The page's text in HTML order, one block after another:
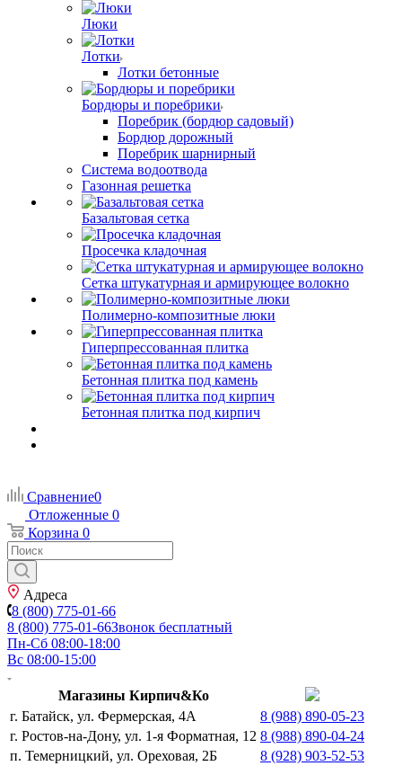
Люки
Лотки
Лотки бетонные
Бордюры и поребрики
Поребрик (бордюр садовый)
Бордюр дорожный
Поребрик шарнирный
Система водоотвода
Газонная решетка
Базальтовая сетка
Просечка кладочная
Сетка штукатурная и армирующее волокно
Полимерно-композитные люки
Гиперпрессованная плитка
Бетонная плитка под камень
Бетонная плитка под кирпич
Сравнение0
Отложенные 0
Корзина 0
Адреса
8 (800) 775-01-66
8 (800) 775-01-66Звонок бесплатный
Пн-Сб 08:00-18:00
Вс 08:00-15:00
Магазины Кирпич&Ко
г. Батайск, ул. Фермерская, 4А
8 (988) 890-05-23
г. Ростов-на-Дону, ул. 1-я Форматная, 12 8 (988) 890-04-24
п. Темерницкий, ул. Ореховая, 2Б
8 (928) 903-52-53